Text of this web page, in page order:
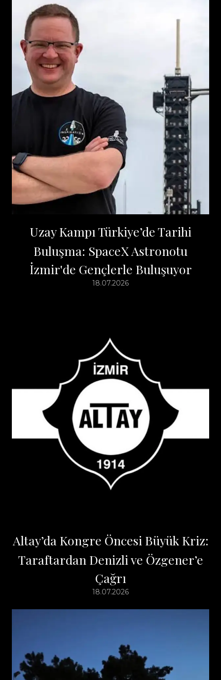
Uzay Kampı Türkiye’de Tarihi
Buluşma: SpaceX Astronotu
İzmir'de Gençlerle Buluşuyor
18.07.2026
Altay’da Kongre Öncesi Büyük Kriz:
Taraftardan Denizli ve Özgener’e
Çağrı
18.07.2026